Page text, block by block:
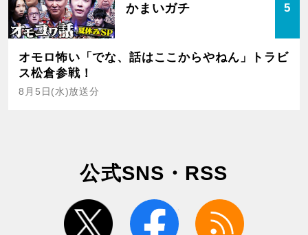
かまいガチ 5
オモロ怖い「でな、話はここからやねん」トラビ
ス松倉参戦！
8月5日(水)放送分
公式SNS・RSS
twitter facebook